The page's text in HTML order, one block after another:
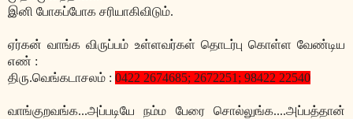
இனி போகப்போக சரியாகிவிடும்.
ஏர்கன் வாங்க விருப்பம் உள்ளவர்கள் தொடர்பு கொள்ள வேண்டிய
எண் :
திரு.வெங்கடாசலம் : 0422 2674685; 2672251; 98422 22540
வாங்குறவங்க...அப்படியே நம்ம பேரை சொல்லுங்க....அப்பத்தான்